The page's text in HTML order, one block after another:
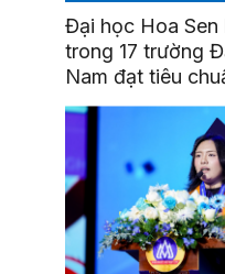
Đại học Hoa Sen
trong 17 trường
Nam đạt tiêu